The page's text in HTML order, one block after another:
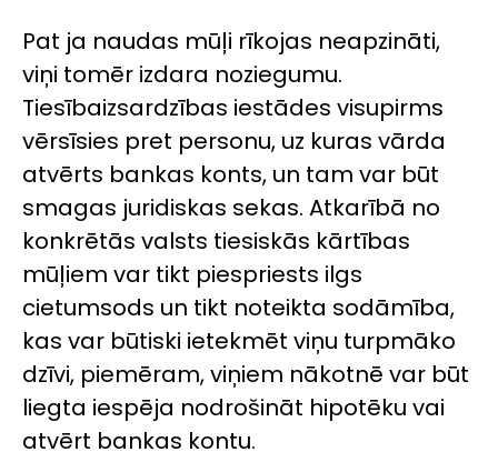
Pat ja naudas mūļi rīkojas neapzināti,
viņi tomēr izdara noziegumu.
Tiesībaizsardzības iestādes visupirms
vērsīsies pret personu, uz kuras vārda
atvērts bankas konts, un tam var būt
smagas juridiskas sekas. Atkarībā no
konkrētās valsts tiesiskās kārtības
mūļiem var tikt piespriests ilgs
cietumsods un tikt noteikta sodāmība,
kas var būtiski ietekmēt viņu turpmāko
dzīvi, piemēram, viņiem nākotnē var būt
liegta iespēja nodrošināt hipotēku vai
atvērt bankas kontu.